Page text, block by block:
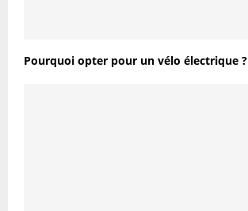
Pourquoi opter pour un vélo électrique ?